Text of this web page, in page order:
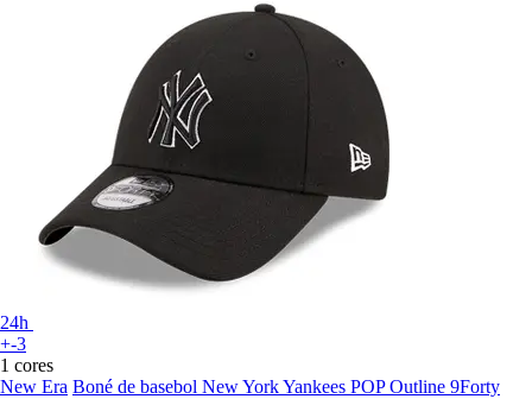
24h
+-3
1 cores
New Era Boné de basebol New York Yankees POP Outline 9Forty